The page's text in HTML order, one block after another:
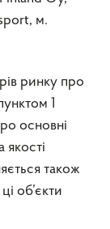
м.
ринку про
1
основні
також
об’єкти